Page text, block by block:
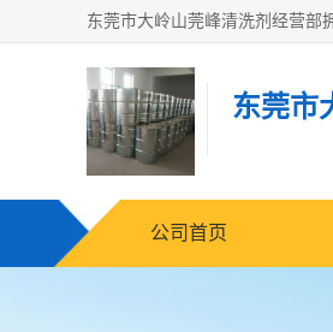
东莞市
公司首页